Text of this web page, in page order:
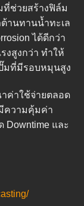
ที่ช่วยสร้างฟิล์ม
านทานน้ำทะเล
ได้ดีกว่า
งสูงกว่า ทำให้
มที่มีรอบหมุนสูง
ค่าใช้จ่ายตลอด
ความคุ้มค่า
Downtime และ